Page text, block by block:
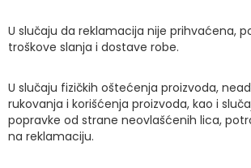
U slučaju da reklamacija nije prihvaćena,
troškove slanja i dostave robe.
U slučaju fizičkih oštećenja proizvoda,
rukovanja i korišćenja proizvoda, kao i
popravke od strane neovlašćenih lica,
na reklamaciju.